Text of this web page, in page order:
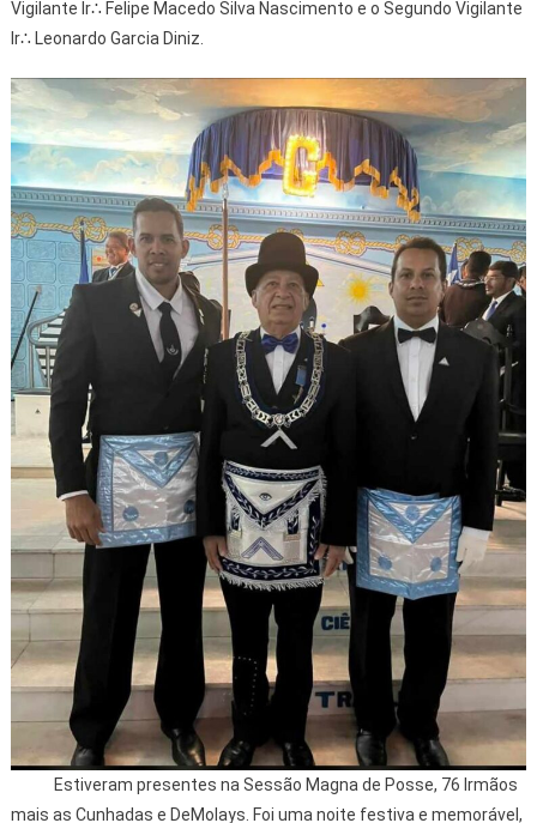
Vigilante Ir∴ Felipe Macedo Silva Nascimento e o Segundo Vigilante
Ir∴ Leonardo Garcia Diniz.
Estiveram presentes na Sessão Magna de Posse, 76 Irmãos
mais as Cunhadas e DeMolays. Foi uma noite festiva e memorável,